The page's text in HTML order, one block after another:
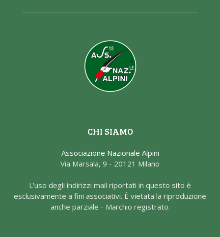
CHI SIAMO
Associazione Nazionale Alpini
Via Marsala, 9 - 20121 Milano
L'uso degli indirizzi mail riportati in questo sito è
esclusivamente a fini associativi. È vietata la riproduzione
anche parziale - Marchio registrato.